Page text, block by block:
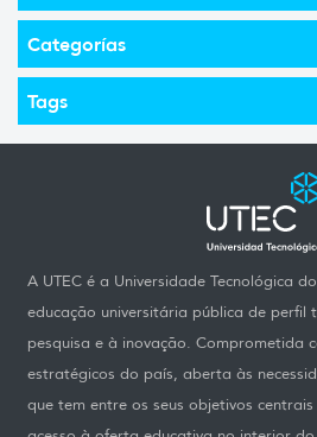
Categorías
Tags
A UTEC é a Universidade Tecnológica
educação universitária pública de perfil
pesquisa e à inovação. Comprometida
estratégicos do país, aberta às
que tem entre os seus objetivos